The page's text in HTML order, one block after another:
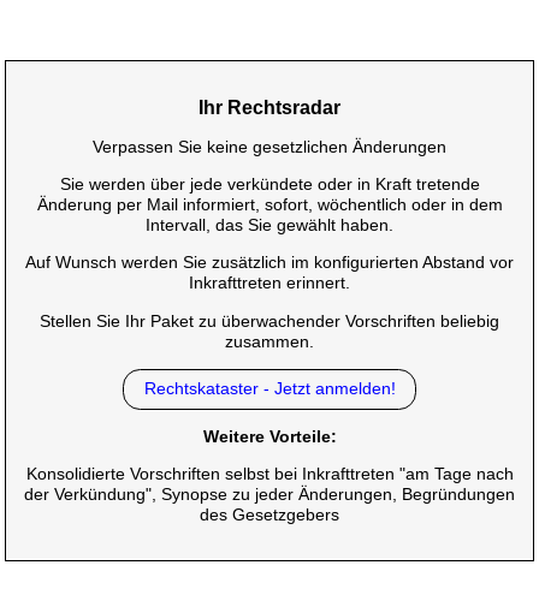
Ihr Rechtsradar
Verpassen Sie keine gesetzlichen Änderungen
Sie werden über jede verkündete oder in Kraft tretende
Änderung per Mail informiert, sofort, wöchentlich oder in dem
Intervall, das Sie gewählt haben.
Auf Wunsch werden Sie zusätzlich im konfigurierten Abstand vor
Inkrafttreten erinnert.
Stellen Sie Ihr Paket zu überwachender Vorschriften beliebig
zusammen.
Rechtskataster - Jetzt anmelden!
Weitere Vorteile:
Konsolidierte Vorschriften selbst bei Inkrafttreten "am Tage nach
der Verkündung", Synopse zu jeder Änderungen, Begründungen
des Gesetzgebers